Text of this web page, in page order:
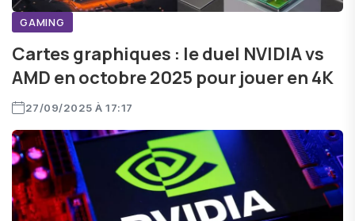
GAMING
Cartes graphiques : le duel NVIDIA vs
AMD en octobre 2025 pour jouer en 4K
27/09/2025 À 17:17